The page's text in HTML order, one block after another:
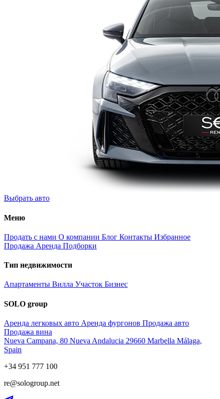
Выбрать авто
Меню
Продать с нами О компании Блог Контакты Избранное
Продажа Аренда Подборки
Тип недвижимости
Апартаменты Вилла Участок Бизнес
SOLO group
Аренда легковых авто Аренда фургонов Продажа авто
Продажа вина
Nueva Campana, 80 Nueva Andalucia 29660 Marbella Málaga,
Spain
+34 951 777 100
re@sologroup.net